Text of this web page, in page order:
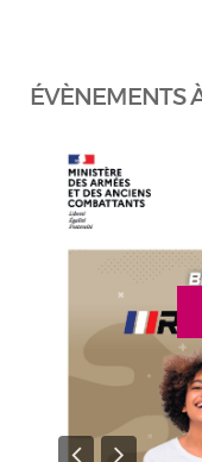
ÉVÈNEMENTS